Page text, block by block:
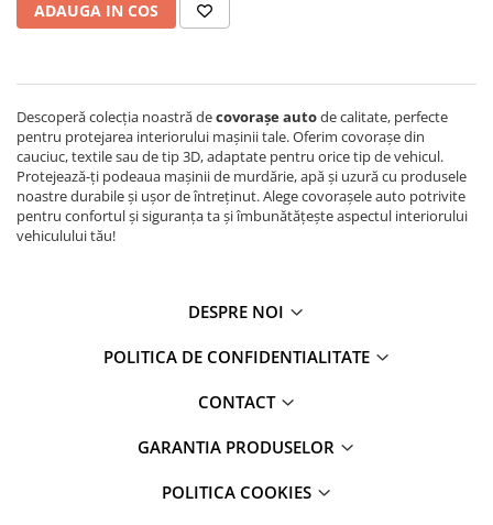
Organizatoare auto
Suporturi bauturi
Tratament Hidrofob
ADAUGA IN COS
Descoperă colecția noastră decovorașe autode calitate, perfecte
pentru protejarea interiorului mașinii tale. Oferim covorașe din
cauciuc, textile sau de tip 3D, adaptate pentru orice tip de vehicul.
Protejează-ți podeaua mașinii de murdărie, apă și uzură cu produsele
noastre durabile și ușor de întreținut. Alege covorașele auto potrivite
pentru confortul și siguranța ta și îmbunătățește aspectul interiorului
vehiculului tău!
DESPRE NOI
POLITICA DE CONFIDENTIALITATE
CONTACT
GARANTIA PRODUSELOR
POLITICA COOKIES